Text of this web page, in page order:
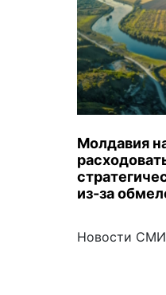
Молдавия
из-за
Новости